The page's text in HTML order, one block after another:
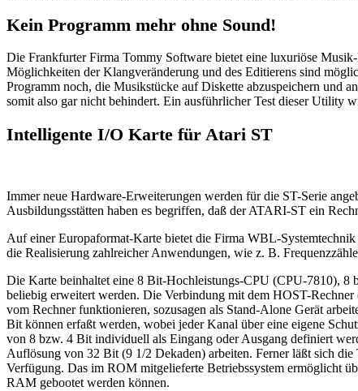
Kein Programm mehr ohne Sound!
Die Frankfurter Firma Tommy Software bietet eine luxuriöse
Möglichkeiten der Klangveränderung und des Editierens sind
Programm noch, die Musikstücke auf Diskette abzuspeichern und
somit also gar nicht behindert. Ein ausführlicher Test dieser Utility
Intelligente I/O Karte für Atari ST
Immer neue Hardware-Erweiterungen werden für die ST-Serie
Ausbildungsstätten haben es begriffen, daß der ATARI-ST ein
Auf einer Europaformat-Karte bietet die Firma WBL-
die Realisierung zahlreicher Anwendungen, wie z. B.
Die Karte beinhaltet eine 8 Bit-Hochleistungs-CPU (CPU-7810),
beliebig erweitert werden. Die Verbindung mit dem HOST-
vom Rechner funktionieren, sozusagen als Stand-Alone Gerät
Bit können erfaßt werden, wobei jeder Kanal über eine eigene
von 8 bzw. 4 Bit individuell als Eingang oder Ausgang definiert
Auflösung von 32 Bit (9 1/2 Dekaden) arbeiten. Ferner läßt sich
Verfügung. Das im ROM mitgelieferte Betriebssystem ermöglicht
RAM gebootet werden können.